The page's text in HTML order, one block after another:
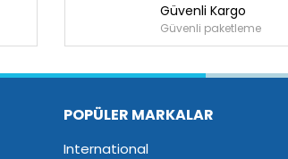
Güvenli Kargo
Güvenli paketleme
POPÜLER MARKALAR
International